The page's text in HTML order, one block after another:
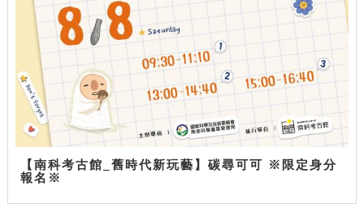
【南科考古館_舊時代新玩藝】碳尋可可 ※限定身分
報名※